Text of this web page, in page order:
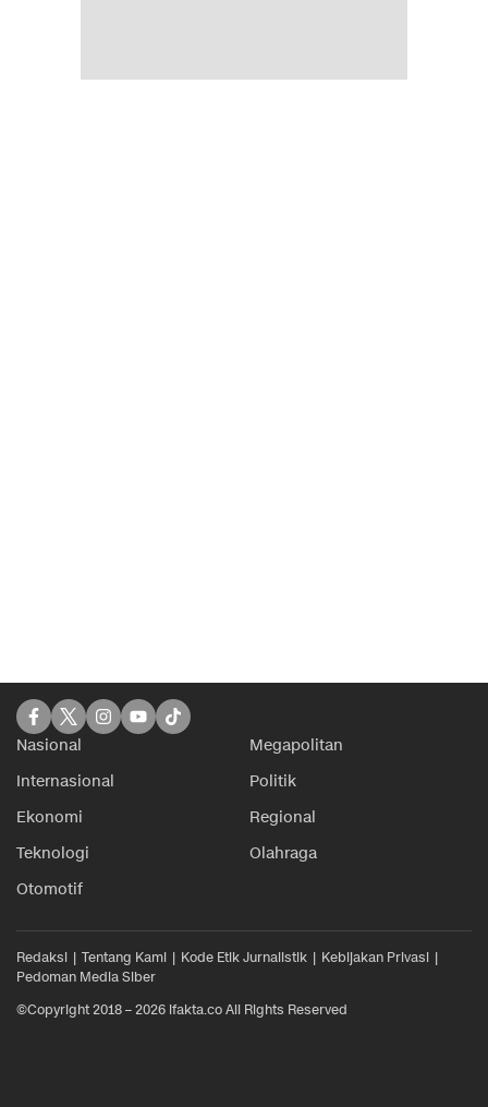
Nasional
Megapolitan
Internasional
Politik
Ekonomi
Regional
Teknologi
Olahraga
Otomotif
Redaksi Tentang Kami Kode Etik Jurnalistik
Kebijakan Privasi
Pedoman Media Siber
©Copyright 2018 – 2026 ifakta.co All Rights Reserved